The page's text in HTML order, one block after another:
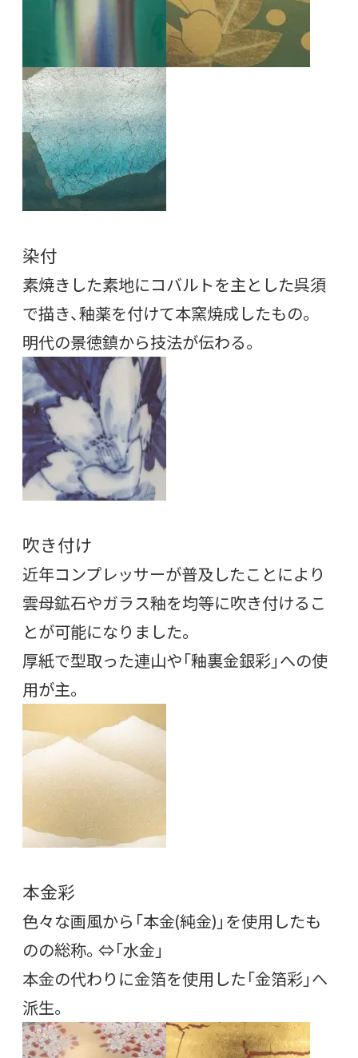
染付
素焼きした素地にコバルトを主とした呉須
で描き、釉薬を付けて本窯焼成したもの。
明代の景徳鎮から技法が伝わる。
吹き付け
近年コンプレッサーが普及したことにより
雲母鉱石やガラス釉を均等に吹き付けるこ
とが可能になりました。
厚紙で型取った連山や「釉裏金銀彩」への使
用が主。
本金彩
色々な画風から「本金(純金)」を使用したも
のの総称。⇔「水金」
本金の代わりに金箔を使用した「金箔彩」へ
派生。